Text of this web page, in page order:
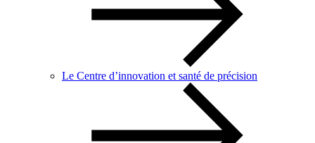
Le Centre d’innovation et santé de précision